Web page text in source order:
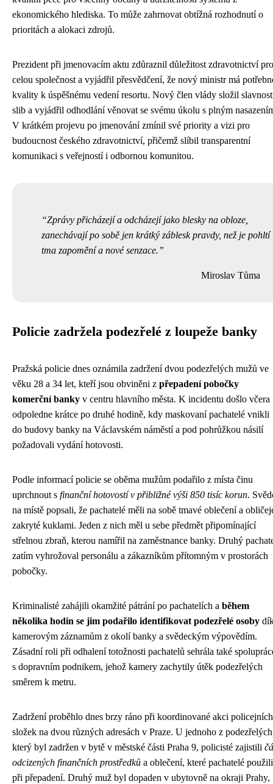
ekonomického hlediska. To může zahrnovat obtížná rozhodnutí o
prioritách a alokaci zdrojů.
Prezident při jmenovacím aktu zdůraznil důležitost zdravotnictví pro
celou společnost a vyjádřil přesvědčení, že nový ministr má
kvality k úspěšnému vedení resortu. Nový člen vlády složil
slib a vyjádřil odhodlání věnovat se svému úkolu s plným
V krátkém projevu po jmenování zmínil své priority a vizi pro
budoucnost českého zdravotnictví, přičemž slíbil transparentní
komunikaci s veřejností i odbornou komunitou.
Zprávy přicházejí a odcházejí jako blesky na obloze,
zanechávají po sobě jen krátký záblesk pravdy, než je pohltí
tma zapomění a nové senzace.
Miroslav Tůma
Policie zadržela podezřelé z loupeže banky
Pražská policie dnes oznámila zadržení dvou podezřelých mužů ve
věku 28 a 34 let, kteří jsou obviněni z přepadení pobočky
komerční banky v centru hlavního města. K incidentu došlo včera
odpoledne krátce po druhé hodině, kdy maskovaní pachatelé vnikli
do budovy banky na Václavském náměstí a pod pohrůžkou násilí
požadovali vydání hotovosti.
Podle informací policie se oběma mužům podařilo z místa činu
uprchnout s finanční hotovostí v přibližné výši 850 tisíc korun.
na místě popsali, že pachatelé měli na sobě tmavé oblečení a
zakryté kuklami. Jeden z nich měl u sebe předmět připomínající
střelnou zbraň, kterou namířil na zaměstnance banky. Druhý
zatím vyhrožoval personálu a zákazníkům přítomným v prostorách
pobočky.
Kriminalisté zahájili okamžité pátrání po pachatelích a během
několika hodin se jim podařilo identifikovat podezřelé osoby
kamerovým záznamům z okolí banky a svědeckým výpovědím.
Zásadní roli při odhalení totožnosti pachatelů sehrála také
s dopravním podnikem, jehož kamery zachytily útěk podezřelých
směrem k metru.
Zadržení proběhlo dnes brzy ráno při koordinované akci policejních
složek na dvou různých adresách v Praze. U jednoho z
který byl zadržen v bytě v městské části Praha 9, policisté zajistili
odcizených finančních prostředků a oblečení, které pachatelé použili
při přepadení. Druhý muž byl dopaden v ubytovně na okraji Prahy,